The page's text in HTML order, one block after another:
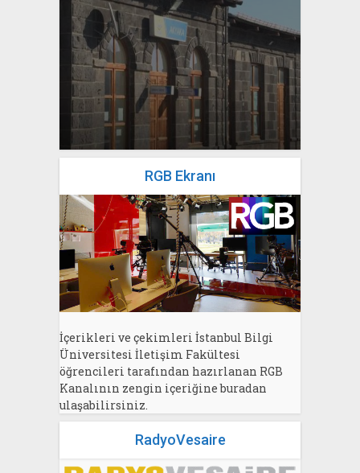
yazan
Bahri Ak
RGB Ekranı
İçerikleri ve çekimleri İstanbul Bilgi
Üniversitesi İletişim Fakültesi
öğrencileri tarafından hazırlanan RGB
Kanalının zengin içeriğine buradan
ulaşabilirsiniz.
RadyoVesaire